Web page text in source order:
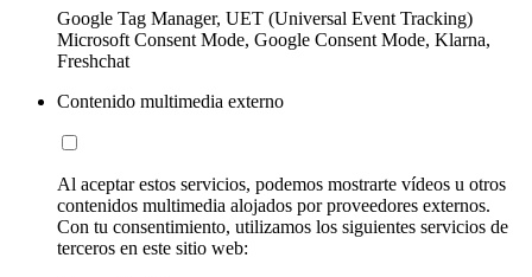
Google Tag Manager, UET (Universal Event Tracking)
Microsoft Consent Mode, Google Consent Mode, Klarna,
Freshchat
Contenido multimedia externo
Al aceptar estos servicios, podemos mostrarte vídeos u otros
contenidos multimedia alojados por proveedores externos.
Con tu consentimiento, utilizamos los siguientes servicios de
terceros en este sitio web: